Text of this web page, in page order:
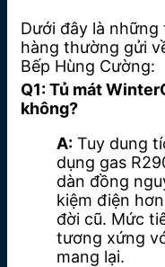
Dưới đây là
hàng thường gửi
Bếp Hùng Cường:
Q1: Tủ mát
không?
A: Tuy dung
dụng gas
dàn đồng
kiệm điện
đời cũ. Mức
tương xứng
mang lại.